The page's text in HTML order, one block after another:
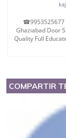
☎9953525677
Ghaziabad Door
Quality Full
COMPARTIR